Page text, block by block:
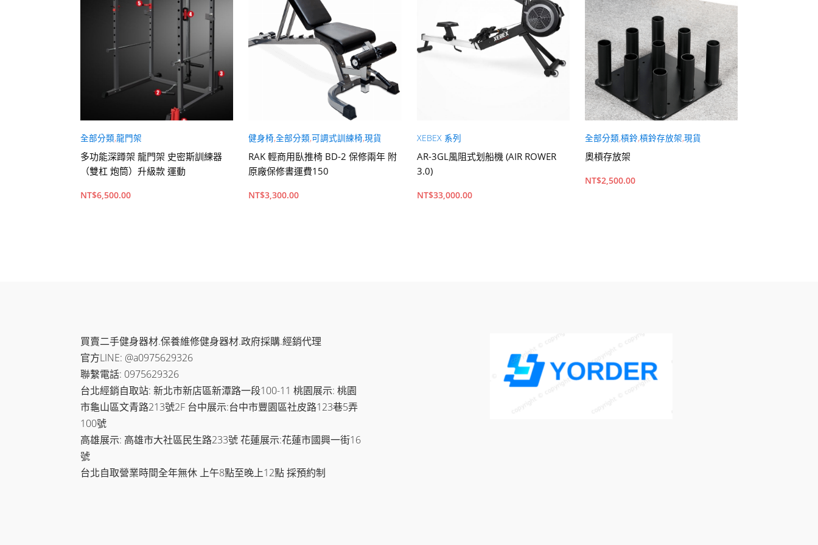
全部分類,龍門架
多功能深蹲架 龍門架 史密斯訓練器
（雙杠 炮筒）升級款 運動
NT$6,500.00
健身椅,全部分類,可調式訓練椅,現貨
RAK 輕商用臥推椅 BD-2 保修兩年 附
原廠保修書運費150
NT$3,300.00
XEBEX 系列
AR-3GL風阻式划船機 (AIR ROWER
3.0)
NT$33,000.00
全部分類,槓鈴,槓鈴存放架,現貨
奧槓存放架
NT$2,500.00
買賣二手健身器材.保養維修健身器材.政府採購.經銷代理
官方LINE: @a0975629326
聯繫電話: 0975629326
台北經銷自取站: 新北市新店區新潭路一段100-11 桃園展示: 桃園
市龜山區文青路213號2F 台中展示:台中市豐園區社皮路123巷5弄
100號
高雄展示: 高雄市大社區民生路233號 花蓮展示:花蓮市國興一街16
號
台北自取營業時間全年無休 上午8點至晚上12點 採預約制